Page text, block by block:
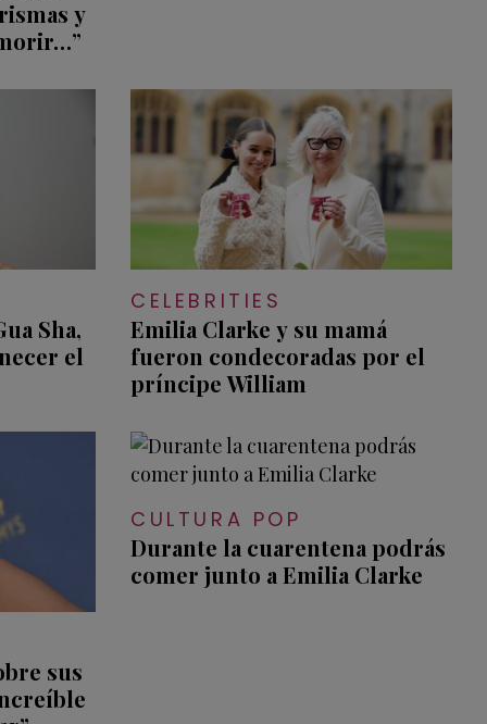
y
Sha,
el
CELEBRITIES
Emilia Clarke y su mamá
fueron condecoradas por el
príncipe William
sus
CULTURA POP
Durante la cuarentena podrás
comer junto a Emilia Clarke